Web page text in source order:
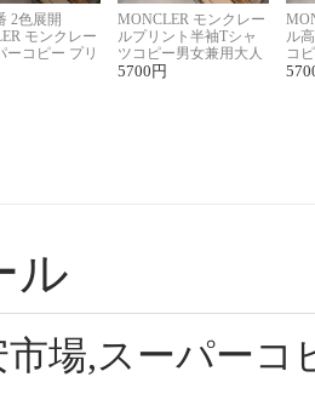
2色展開
モンクレー
ーコピー プリ
シャツ
MONCLER モンクレー
ルプリント半袖Tシャ
ツコピー男女兼用大人
可愛い春夏コーデ
5700 円
ル
コ
ィ
ル
場,スーパー